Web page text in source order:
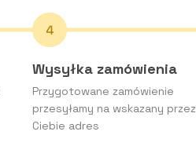
Wysyłka zamówienia
Przygotowane zamówienie
przesyłamy na wskazany przez
Ciebie adres